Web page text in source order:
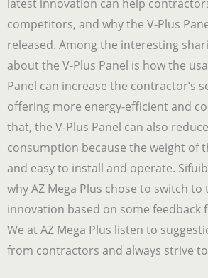
latest innovation can help
competitors, and why the V-Plus
released. Among the interesting
about the V-Plus Panel is how the
Panel can increase the contractor’s
offering more energy-efficient and
that, the V-Plus Panel can also
consumption because the weight of
and easy to install and operate.
why AZ Mega Plus chose to switch to
innovation based on some feedback
We at AZ Mega Plus listen to
from contractors and always strive